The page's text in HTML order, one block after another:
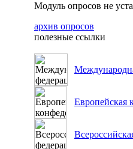
Модуль опросов не
архив опросов
полезные ссылки
Европейская